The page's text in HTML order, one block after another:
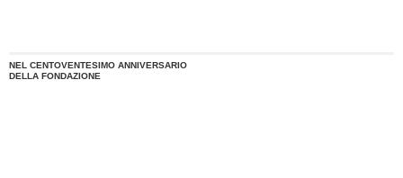
centinaia e centinaia di famiglie"
NEL CENTOVENTESIMO ANNIVERSARIO
DELLA FONDAZIONE